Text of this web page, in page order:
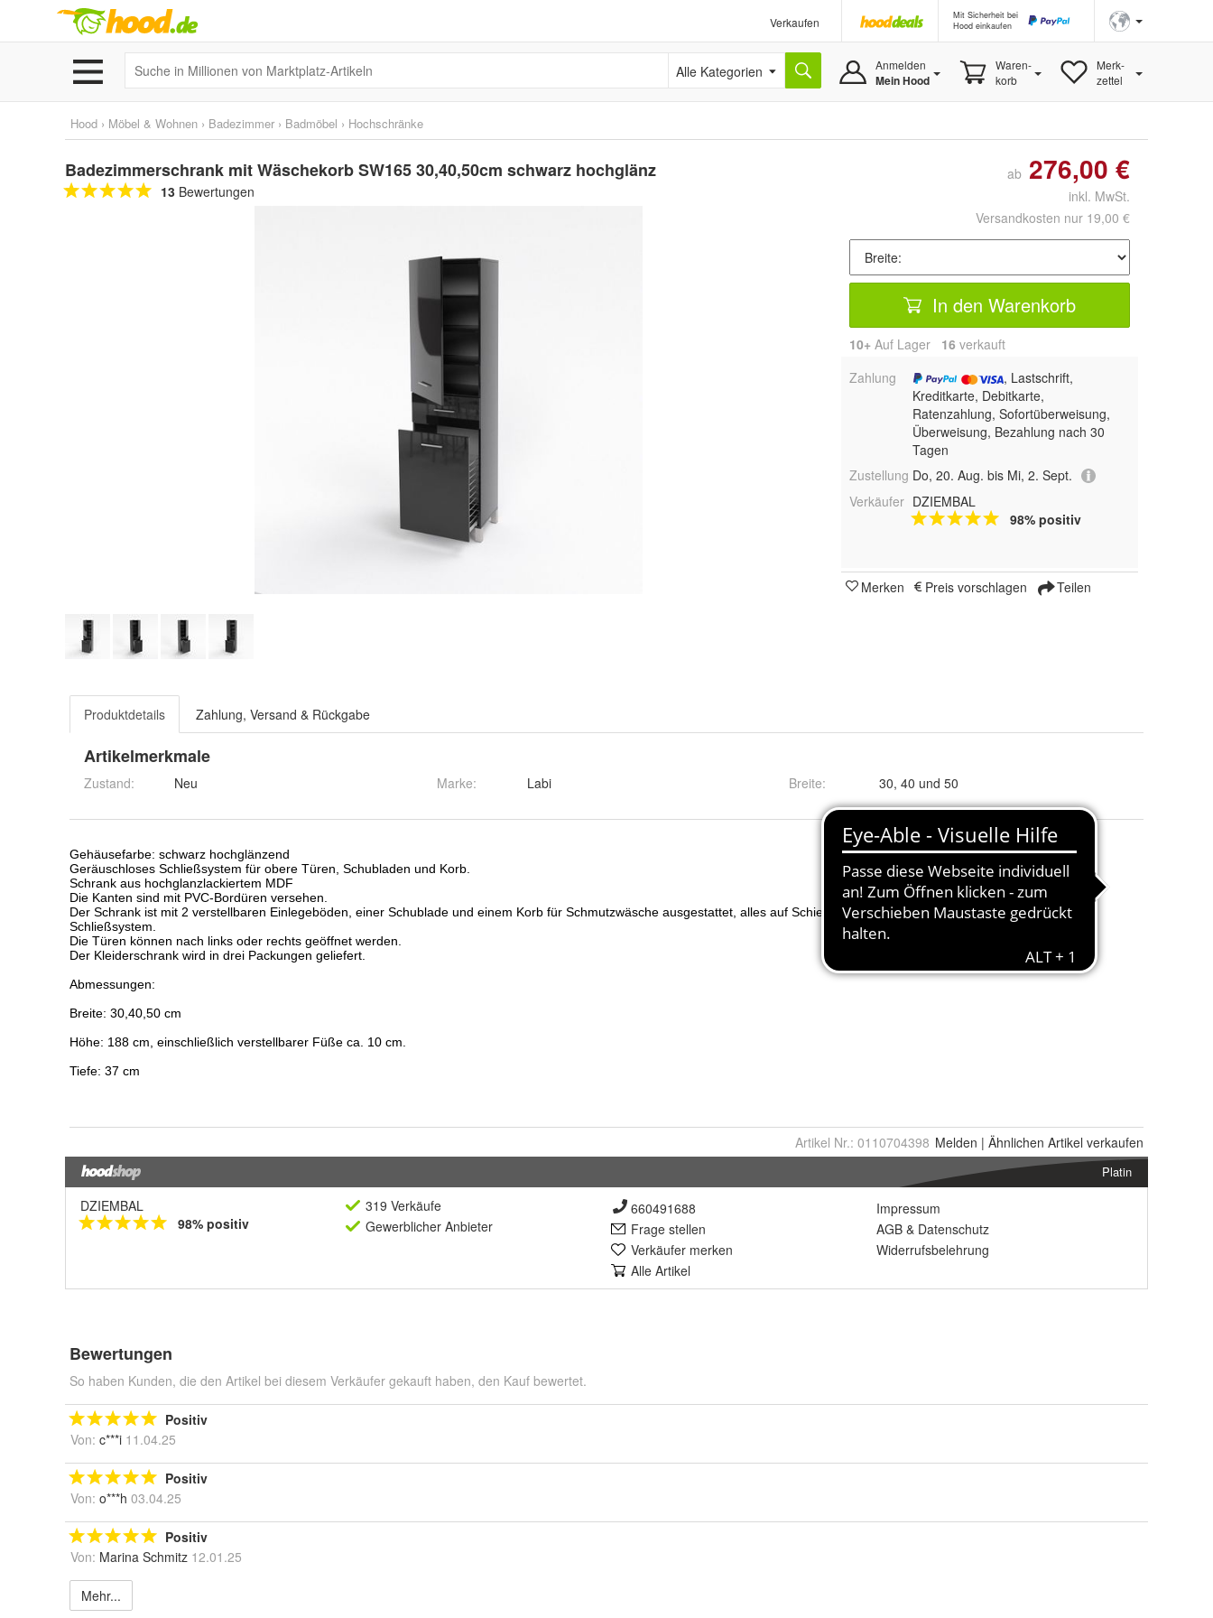
Verkaufen
Mit Sicherheit bei
Hood einkaufen
Alle Kategorien Anmelden
Mein Hood
Waren-
korb
Merk-
zettel
Hood › Möbel & Wohnen › Badezimmer › Badmöbel › Hochschränke
Badezimmerschrank mit Wäschekorb SW165 30,40,50cm schwarz hochglänz
13 Bewertungen
ab 276,00 €
inkl. MwSt.
Versandkosten nur 19,00 €
In den Warenkorb
10+ Auf Lager 16 verkauft
Zahlung
, Lastschrift,
Kreditkarte, Debitkarte,
Ratenzahlung, Sofortüberweisung,
Überweisung, Bezahlung nach 30
Tagen
Zustellung Do, 20. Aug. bis Mi, 2. Sept.
Verkäufer DZIEMBAL
98% positiv
Merken Preis vorschlagen Teilen
Produktdetails Zahlung, Versand & Rückgabe
Artikelmerkmale
Zustand: Neu Marke: Labi Breite: 30, 40 und 50
Artikel Nr.: 0110704398 Melden | Ähnlichen Artikel verkaufen
Platin
DZIEMBAL
98% positiv
319 Verkäufe
Gewerblicher Anbieter
660491688
Frage stellen
Verkäufer merken
Alle Artikel
Impressum
AGB & Datenschutz
Widerrufsbelehrung
Bewertungen
So haben Kunden, die den Artikel bei diesem Verkäufer gekauft haben, den Kauf bewertet.
Positiv
Von: c***i 11.04.25
Positiv
Von: o***h 03.04.25
Positiv
Von: Marina Schmitz 12.01.25
Mehr...